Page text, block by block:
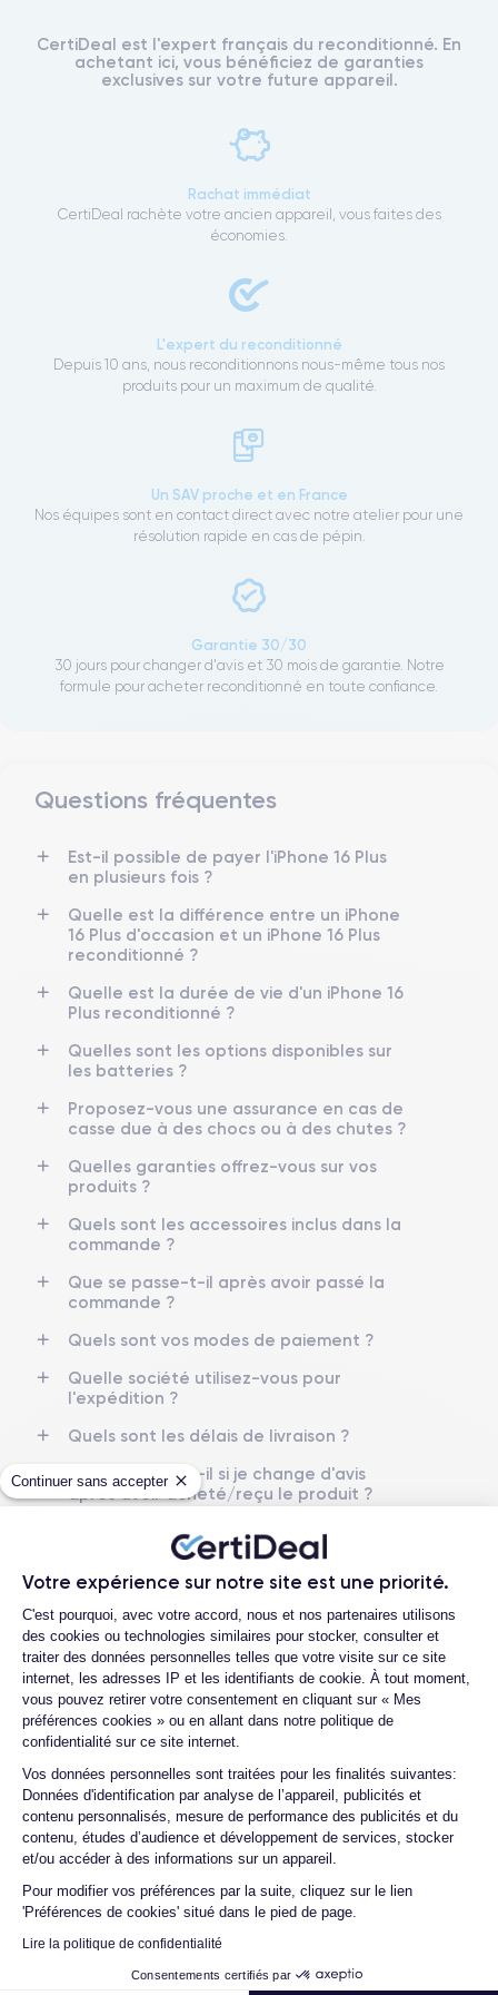
Continuer sans accepter
Votre expérience sur notre site est une priorité.
Plateforme de Gestion du
C'est pourquoi, avec votre accord, nous et nos partenaires utilisons
des cookies ou technologies similaires pour stocker, consulter et
traiter des données personnelles telles que votre visite sur ce site
internet, les adresses IP et les identifiants de cookie. À tout moment,
vous pouvez retirer votre consentement en cliquant sur « Mes
préférences cookies » ou en allant dans notre politique de
confidentialité sur ce site internet.
Vos données personnelles sont traitées pour les finalités suivantes:
Données d'identification par analyse de l’appareil, publicités et
contenu personnalisés, mesure de performance des publicités et du
contenu, études d’audience et développement de services, stocker
et/ou accéder à des informations sur un appareil.
Pour modifier vos préférences par la suite, cliquez sur le lien
'Préférences de cookies' situé dans le pied de page.
Lire la politique de confidentialité
Consentements certifiés par
Axeptio consent
CertiDeal est l'expert français du reconditionné. En
achetant ici, vous bénéficiez de garanties
exclusives sur votre future appareil.
Rachat immédiat
CertiDeal rachète votre ancien appareil, vous faites des
économies.
L'expert du reconditionné
Depuis 10 ans, nous reconditionnons nous-même tous nos
produits pour un maximum de qualité.
Un SAV proche et en France
Nos équipes sont en contact direct avec notre atelier pour une
résolution rapide en cas de pépin.
Garantie 30/30
30 jours pour changer d'avis et 30 mois de garantie. Notre
formule pour acheter reconditionné en toute confiance.
Questions fréquentes
Est-il possible de payer l'iPhone 16 Plus
en plusieurs fois ?
Quelle est la différence entre un iPhone
16 Plus d'occasion et un iPhone 16 Plus
reconditionné ?
Quelle est la durée de vie d'un iPhone 16
Plus reconditionné ?
Quelles sont les options disponibles sur
les batteries ?
Proposez-vous une assurance en cas de
casse due à des chocs ou à des chutes ?
Quelles garanties offrez-vous sur vos
produits ?
Quels sont les accessoires inclus dans la
commande ?
Que se passe-t-il après avoir passé la
commande ?
Quels sont vos modes de paiement ?
Quelle société utilisez-vous pour
l'expédition ?
Quels sont les délais de livraison ?
Que se passe-t-il si je change d'avis
après avoir acheté/reçu le produit ?
Comment demander un retour ?
Quelle est la différence entre une Carte
SIM et une eSIM ?
Comment activer une eSIM ?
Rapport de l'expert
Batterie testée
Appareil photo avant
Vitre avant ​
Façade arrière
Capteur de proximité
Test son externe